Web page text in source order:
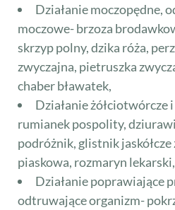
Działanie moczopędne,
moczowe- brzoza
skrzyp polny, dzika róża,
zwyczajna, pietruszka
chaber bławatek,
Działanie żółciotwórcze
rumianek pospolity,
podróżnik, glistnik jaskółcze
piaskowa, rozmaryn lekarski,
Działanie poprawiające
odtruwające organizm-